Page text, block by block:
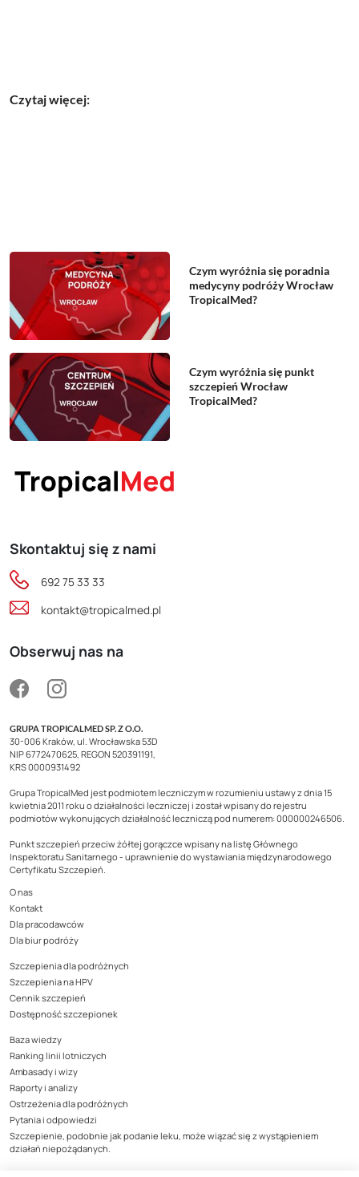
Czytaj więcej:
Czym wyróżnia się poradnia
medycyny podróży Wrocław
TropicalMed?
Czym wyróżnia się punkt
szczepień Wrocław
TropicalMed?
Skontaktuj się z nami
692 75 33 33
kontakt@tropicalmed.pl
Obserwuj nas na
GRUPA TROPICALMED SP. Z O.O.
30-006 Kraków, ul. Wrocławska 53D
NIP 6772470625, REGON 520391191,
KRS 0000931492
Grupa TropicalMed jest podmiotem leczniczym w rozumieniu ustawy z dnia 15
kwietnia 2011 roku o działalności leczniczej i został wpisany do rejestru
podmiotów wykonujących działalność leczniczą pod numerem: 000000246506.
Punkt szczepień przeciw żółtej gorączce wpisany na listę Głównego
Inspektoratu Sanitarnego - uprawnienie do wystawiania międzynarodowego
Certyfikatu Szczepień.
O nas
Kontakt
Dla pracodawców
Dla biur podróży
Szczepienia dla podróżnych
Szczepienia na HPV
Cennik szczepień
Dostępność szczepionek
Baza wiedzy
Ranking linii lotniczych
Ambasady i wizy
Raporty i analizy
Ostrzeżenia dla podróżnych
Pytania i odpowiedzi
Szczepienie, podobnie jak podanie leku, może wiązać się z wystąpieniem
działań niepożądanych.